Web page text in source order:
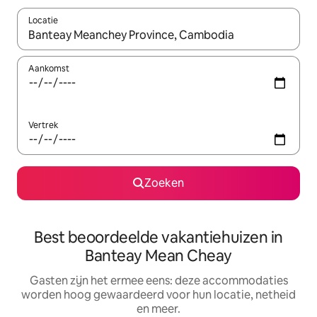
Locatie
Wanneer er suggesties beschikbaar zijn, maak je een keuze
Aankomst
Vertrek
Zoeken
Best beoordeelde vakantiehuizen in
Banteay Mean Cheay
Gasten zijn het ermee eens: deze accommodaties
worden hoog gewaardeerd voor hun locatie, netheid
en meer.